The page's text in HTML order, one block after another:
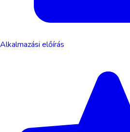
Alkalmazási előírás